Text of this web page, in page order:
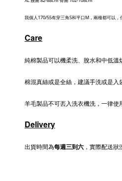
我個人170/55有穿三角S和平口M，兩種都可以，
Care
純棉製品可以機柔洗、脫水和中低溫
棉混真絲或是全絲，建議手洗或是入
羊毛製品不可丟入洗衣機洗，一律使
Delivery
出貨時間為每週三到六 ，實際配送狀